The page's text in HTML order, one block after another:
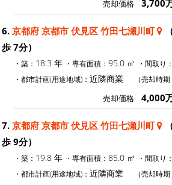
売却価格 3,700
6. 京都府 京都市 伏見区 竹田七瀬川町
歩 7分）
・築： 18.3 年 ・専有面積： 95.0 ㎡ ・間取り：
・都市計画(用途地域)： 近隣商業 （売却時
売却価格 4,000
7. 京都府 京都市 伏見区 竹田七瀬川町
歩 9分）
・築： 19.8 年 ・専有面積： 85.0 ㎡ ・間取り：
・都市計画(用途地域)： 近隣商業 （売却時